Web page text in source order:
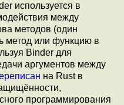
используется в
между
методов (один
метод или функцию в
Binder для
аргументов между
на Rust в
программирования